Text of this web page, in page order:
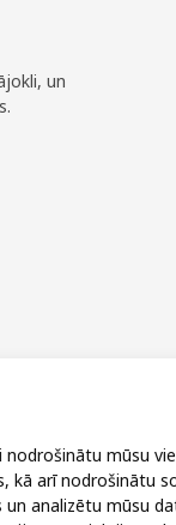
un
mūsu
kā arī nodrošinātu
analizētu mūsu